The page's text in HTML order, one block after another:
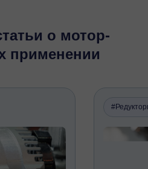
о мотор-
применении